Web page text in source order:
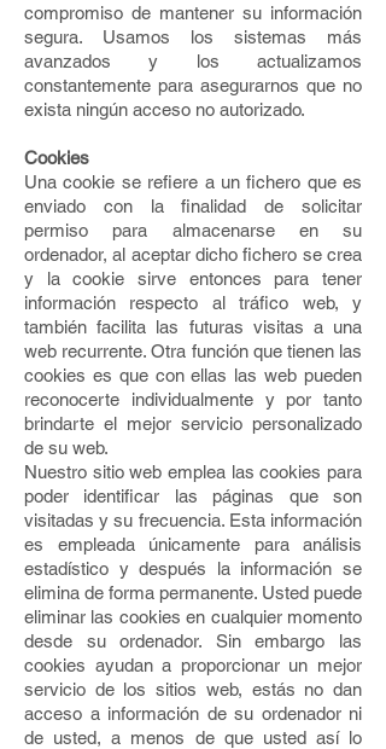
compromiso de mantener su información
segura. Usamos los sistemas más
avanzados y los actualizamos
constantemente para asegurarnos que no
exista ningún acceso no autorizado.
Cookies
Una cookie se refiere a un fichero que es
enviado con la finalidad de solicitar
permiso para almacenarse en su
ordenador, al aceptar dicho fichero se crea
y la cookie sirve entonces para tener
información respecto al tráfico web, y
también facilita las futuras visitas a una
web recurrente. Otra función que tienen las
cookies es que con ellas las web pueden
reconocerte individualmente y por tanto
brindarte el mejor servicio personalizado
de su web.
Nuestro sitio web emplea las cookies para
poder identificar las páginas que son
visitadas y su frecuencia. Esta información
es empleada únicamente para análisis
estadístico y después la información se
elimina de forma permanente. Usted puede
eliminar las cookies en cualquier momento
desde su ordenador. Sin embargo las
cookies ayudan a proporcionar un mejor
servicio de los sitios web, estás no dan
acceso a información de su ordenador ni
de usted, a menos de que usted así lo